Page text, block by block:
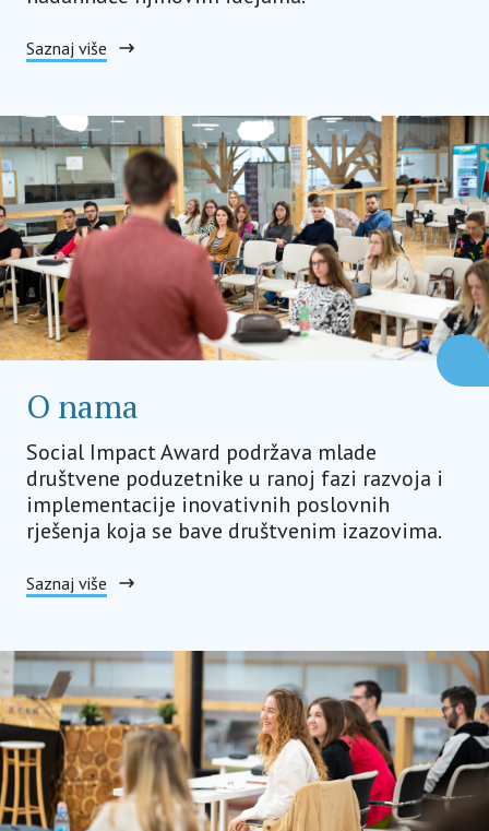
Saznaj više
O nama
Social Impact Award podržava mlade
društvene poduzetnike u ranoj fazi razvoja i
implementacije inovativnih poslovnih
rješenja koja se bave društvenim izazovima.
Saznaj više